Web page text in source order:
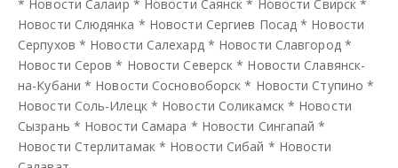
* Новости Салаир * Новости Саянск * Новости Свирск *
Новости Слюдянка * Новости Сергиев Посад * Новости
Серпухов * Новости Салехард * Новости Славгород *
Новости Серов * Новости Северск * Новости Славянск-
на-Кубани * Новости Сосновоборск * Новости Ступино *
Новости Соль-Илецк * Новости Соликамск * Новости
Сызрань * Новости Самара * Новости Сингапай *
Новости Стерлитамак * Новости Сибай * Новости